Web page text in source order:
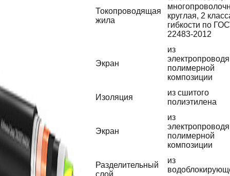
Токопроводящая
жила
круглая, 2
гибкости по
22483-2012
Экран
из
полимерной
композиции
Изоляция
из сшитого
полиэтилена
Экран
из
полимерной
композиции
Разделительный
из